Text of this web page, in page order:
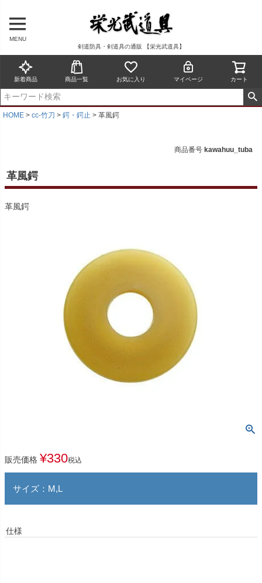
剣道防具・剣道具の通販 【栄光武道具】
MENU
新着商品 商品一覧 お気に入り マイページ カート
HOME cc-竹刀 鍔・鍔止 革風鍔
商品番号 kawahuu_tuba
革風鍔
革風鍔
販売価格 ¥330税込
サイズ：M,L
仕様